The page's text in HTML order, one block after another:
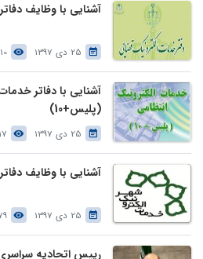
آشنایی با وظایف
25 دی 1397
آشنایی با دفاتر
(پلیس+10)
25 دی 1397
آشنایی با وظایف
25 دی 1397
رییس اتحادیه